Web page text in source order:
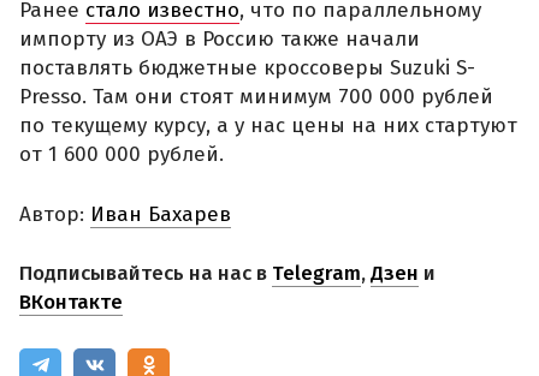
Ранее стало известно, что по параллельному
импорту из ОАЭ в Россию также начали
поставлять бюджетные кроссоверы Suzuki S-
Presso. Там они стоят минимум 700 000 рублей
по текущему курсу, а у нас цены на них стартуют
от 1 600 000 рублей.
Автор: Иван Бахарев
Подписывайтесь на нас в Telegram,Дзен и
ВКонтакте